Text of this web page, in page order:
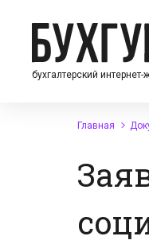
бухгалтерский интернет-
Главная